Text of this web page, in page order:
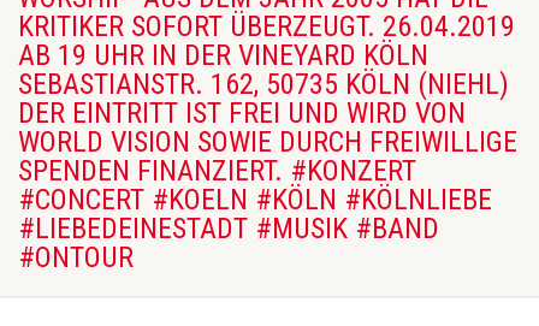
KRITIKER SOFORT ÜBERZEUGT. 26.04.2019
AB 19 UHR IN DER VINEYARD KÖLN
SEBASTIANSTR. 162, 50735 KÖLN (NIEHL)
DER EINTRITT IST FREI UND WIRD VON
WORLD VISION SOWIE DURCH FREIWILLIGE
SPENDEN FINANZIERT. #KONZERT
#CONCERT #KOELN #KÖLN #KÖLNLIEBE
#LIEBEDEINESTADT #MUSIK #BAND
#ONTOUR